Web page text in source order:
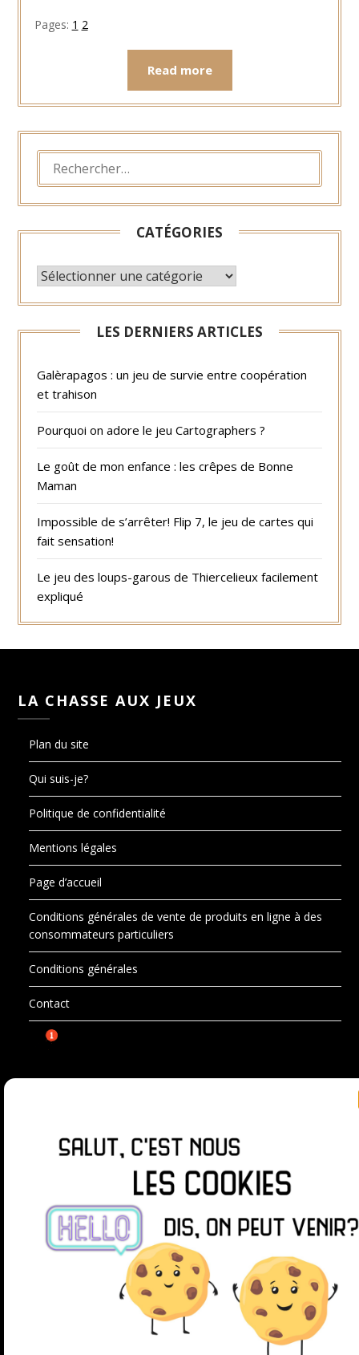
Pages: 1 2
Read more
CATÉGORIES
CATÉGORIES
LES DERNIERS ARTICLES
Galèrapagos : un jeu de survie entre coopération
et trahison
Pourquoi on adore le jeu Cartographers ?
Le goût de mon enfance : les crêpes de Bonne
Maman
Impossible de s’arrêter! Flip 7, le jeu de cartes qui
fait sensation!
Le jeu des loups-garous de Thiercelieux facilement
expliqué
LA CHASSE AUX JEUX
Plan du site
Qui suis-je?
Politique de confidentialité
Mentions légales
Page d’accueil
Conditions générales de vente de produits en ligne à des
consommateurs particuliers
Conditions générales
Contact
SUIVEZ-MOI SUR
© 2026 La chasse aux jeux| Powered byMinimalist
WordPress Theme